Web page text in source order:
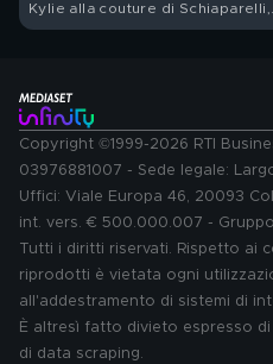
Kylie alla couture di Schiaparelli,
dai Lip Kit diventati un fenomeno
compleanno. Ritratto di una star
che ha trasformato la propria
immagine in un linguaggio,
contraddizioni
Copyright ©1999-2026 RTI
03976881007 - Sede legale:
Uffici: Viale Europa 46, 20093
int. vers. € 500.000.007 -
Tutti i diritti riservati. Rispetto ai
riprodotti è vietata ogni
all'addestramento di sistemi di
È altresì fatto divieto espresso
di data scraping.